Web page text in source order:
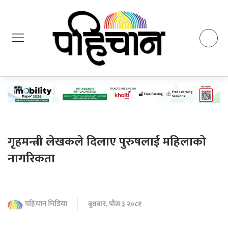
गृहमन्त्री लेखकले दिलाए पुरुषलाई महिलाको
नागरिकता
पहिचान मिडिया बुधबार, पौस ३ २०८१